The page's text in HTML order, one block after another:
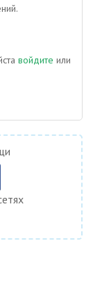
войдите или